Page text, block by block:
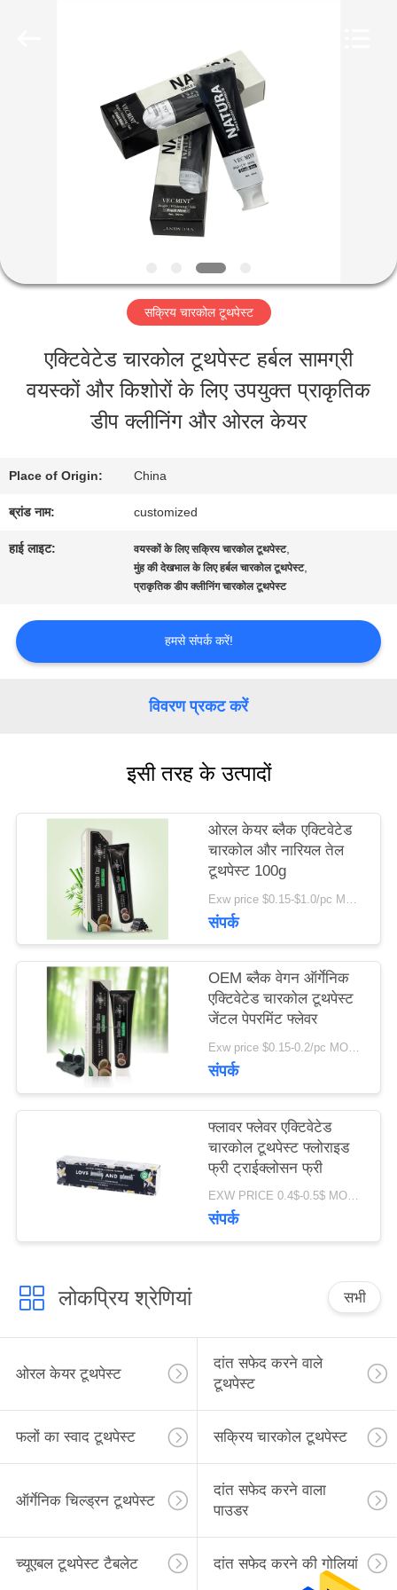
हमारे
भ्रमण
गुणवत्ता
संपर्क
का
साइट
गोपनीयता
नीति
सक्रिय चारकोल टूथपेस्ट
एक्टिवेटेड चारकोल टूथपेस्ट हर्बल सामग्री
वयस्कों और किशोरों के लिए उपयुक्त प्राकृतिक
डीप क्लीनिंग और ओरल केयर
Place of Origin: China
ब्रांड नाम: customized
हाई लाइट: वयस्कों के लिए सक्रिय चारकोल टूथपेस्ट,
मुंह की देखभाल के लिए हर्बल चारकोल टूथपेस्ट,
प्राकृतिक डीप क्लीनिंग चारकोल टूथपेस्ट
हमसे संपर्क करें!
विवरण प्रकट करें
इसी तरह के उत्पादों
ओरल केयर ब्लैक एक्टिवेटेड
चारकोल और नारियल तेल
टूथपेस्ट 100g
Exw price $0.15-$1.0/pc MOQ:500 पीसी -30000 पीसी
संपर्क
OEM ब्लैक वेगन ऑर्गेनिक
एक्टिवेटेड चारकोल टूथपेस्ट
जेंटल पेपरमिंट फ्लेवर
Exw price $0.15-0.2/pc MOQ:500 पीसी -30000 पीसी
संपर्क
फ्लावर फ्लेवर एक्टिवेटेड
चारकोल टूथपेस्ट फ्लोराइड
फ्री ट्राईक्लोसन फ्री
EXW PRICE 0.4$-0.5$ MOQ:500 पीसी -30000 पीसी
संपर्क
लोकप्रिय श्रेणियां सभी
ओरल केयर टूथपेस्ट
दांत सफेद करने वाले
टूथपेस्ट
फलों का स्वाद टूथपेस्ट सक्रिय चारकोल टूथपेस्ट
ऑर्गेनिक चिल्ड्रन टूथपेस्ट
दांत सफेद करने वाला
पाउडर
च्यूएबल टूथपेस्ट टैबलेट दांत सफेद करने की गोलियां